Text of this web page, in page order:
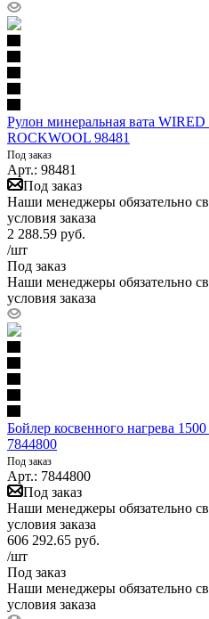
Рулон минеральная вата
ROCKWOOL 98481
Под заказ
Арт.: 98481
Под заказ
Наши менеджеры обязательно
условия заказа
2 288.59 руб.
/шт
Под заказ
Наши менеджеры обязательно
условия заказа
Бойлер косвенного нагрева
7844800
Под заказ
Арт.: 7844800
Под заказ
Наши менеджеры обязательно
условия заказа
606 292.65 руб.
/шт
Под заказ
Наши менеджеры обязательно
условия заказа